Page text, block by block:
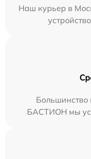
Наш курьер в
Большинство
БАСТИОН мы